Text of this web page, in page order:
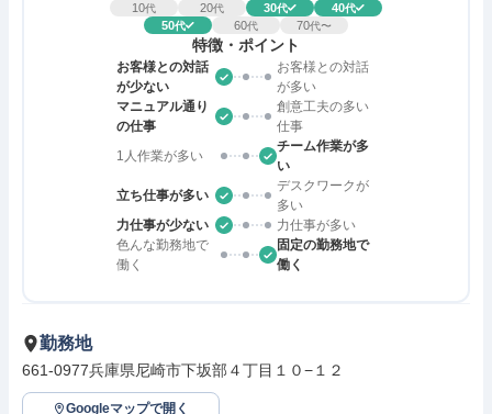
10代 20代 30代 40代
50代 60代 70代〜
特徴・ポイント
お客様との対話
が少ない
お客様との対話
が多い
マニュアル通り
の仕事
創意工夫の多い
仕事
1人作業が多い
チーム作業が多
い
立ち仕事が多い
デスクワークが
多い
力仕事が少ない
力仕事が多い
色んな勤務地で
働く
固定の勤務地で
働く
勤務地
661-0977兵庫県尼崎市下坂部４丁目１０−１２
Googleマップで開く